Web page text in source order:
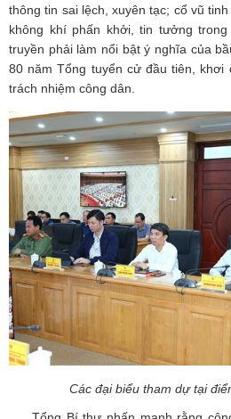
thông tin sai lệch, xuyên tạc; cổ vũ
không khí phấn khởi, tin tưởng
truyền phải làm nổi bật ý nghĩa của
80 năm Tổng tuyển cử đầu tiên, khơi
trách nhiệm công dân.
Các đại biểu tham dự tại